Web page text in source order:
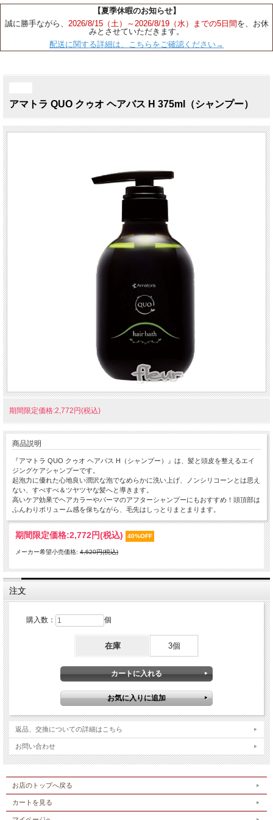
【夏季休暇のお知らせ】
誠に勝手ながら、 2026/8/15（土）～2026/8/19（水）までの5日間 を、お休
みとさせていただきます。
配送に関する詳細は、こちらをご確認ください→
アマトラ QUO クゥオ ヘアバス H 375ml（シャンプー）
期間限定価格:2,772円(税込)
商品説明
『アマトラ QUO クゥオ ヘアバス H（シャンプー）』は、髪と頭皮を整えるエイ
ジングケアシャンプーです。
起泡力に優れた心地良い潤沢な泡でなめらかに洗い上げ、ノンシリコーンとは思え
ない、すべすべ＆ツヤツヤな髪へと導きます。
高いケア効果でヘアカラーやパーマのアフターシャンプーにもおすすめ！頭頂部は
ふんわりボリューム感を保ちながら、毛先はしっとりまとまります。
期間限定価格:2,772円(税込) 40%OFF
メーカー希望小売価格: 4,620円(税込)
注文
購入数： 個
在庫 3個
返品、交換についての詳細はこちら
お問い合わせ
お店のトップへ戻る
カートを見る